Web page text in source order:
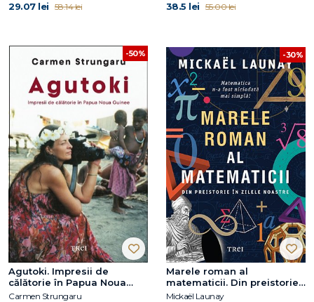
ți depășești umbrele
29.07 lei 58.14 lei 38.5 lei 55.00 lei
-50%
Agutoki. Impresii de
călătorie în Papua Noua
Guinee
Carmen Strungaru
-30%
Marele roman al
matematicii. Din preistorie
în zilele noastre
Mickaël Launay